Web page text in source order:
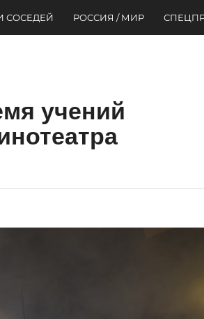
СОСЕДЕЙ РОССИЯ / МИР
учений